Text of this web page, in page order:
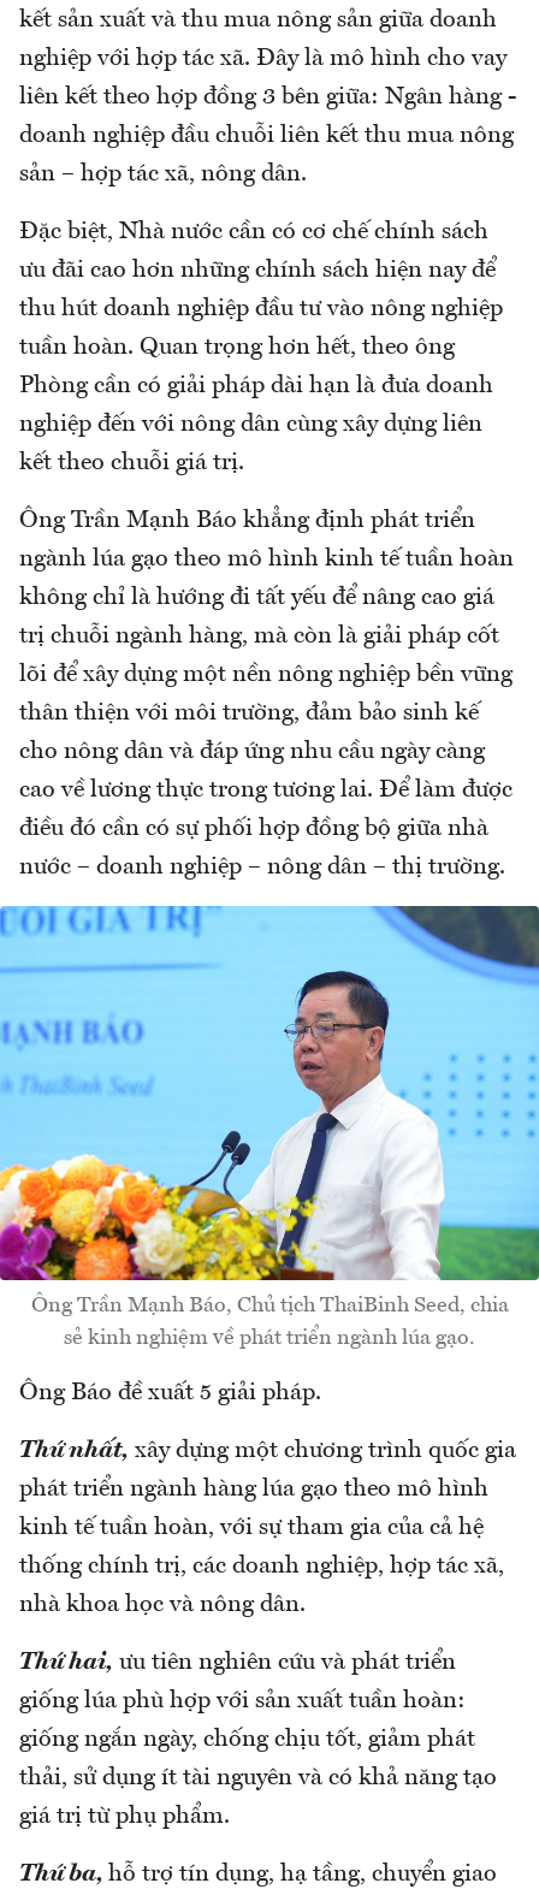
kết sản xuất và thu mua nông sản giữa doanh
nghiệp với hợp tác xã. Đây là mô hình cho vay
liên kết theo hợp đồng 3 bên giữa: Ngân hàng -
doanh nghiệp đầu chuỗi liên kết thu mua nông
sản – hợp tác xã, nông dân.
Đặc biệt, Nhà nước cần có cơ chế chính sách
ưu đãi cao hơn những chính sách hiện nay để
thu hút doanh nghiệp đầu tư vào nông nghiệp
tuần hoàn. Quan trọng hơn hết, theo ông
Phòng cần có giải pháp dài hạn là đưa doanh
nghiệp đến với nông dân cùng xây dựng liên
kết theo chuỗi giá trị.
Ông Trần Mạnh Báo khẳng định phát triển
ngành lúa gạo theo mô hình kinh tế tuần hoàn
không chỉ là hướng đi tất yếu để nâng cao giá
trị chuỗi ngành hàng, mà còn là giải pháp cốt
lõi để xây dựng một nền nông nghiệp bền vững
thân thiện với môi trường, đảm bảo sinh kế
cho nông dân và đáp ứng nhu cầu ngày càng
cao về lương thực trong tương lai. Để làm được
điều đó cần có sự phối hợp đồng bộ giữa nhà
nước – doanh nghiệp – nông dân – thị trường.
Ông Trần Mạnh Báo, Chủ tịch ThaiBinh Seed, chia
sẻ kinh nghiệm về phát triển ngành lúa gạo.
Ông Báo đề xuất 5 giải pháp.
Thứ nhất, xây dựng một chương trình quốc gia
phát triển ngành hàng lúa gạo theo mô hình
kinh tế tuần hoàn, với sự tham gia của cả hệ
thống chính trị, các doanh nghiệp, hợp tác xã,
nhà khoa học và nông dân.
Thứ hai, ưu tiên nghiên cứu và phát triển
giống lúa phù hợp với sản xuất tuần hoàn:
giống ngắn ngày, chống chịu tốt, giảm phát
thải, sử dụng ít tài nguyên và có khả năng tạo
giá trị từ phụ phẩm.
Thứ ba, hỗ trợ tín dụng, hạ tầng, chuyển giao